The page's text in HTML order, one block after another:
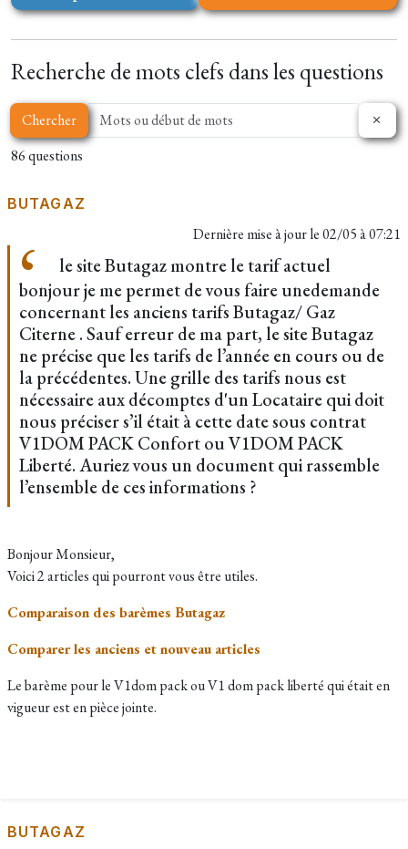
Recherche de mots clefs dans les questions
Chercher
86 questions
BUTAGAZ
Dernière mise à jour le02/05 à 07:21
le site Butagaz montre le tarif actuel
bonjour je me permet de vous faire unedemande
concernant les anciens tarifs Butagaz/ Gaz
Citerne . Sauf erreur de ma part, le site Butagaz
ne précise que les tarifs de l’année en cours ou de
la précédentes. Une grille des tarifs nous est
nécessaire aux décomptes d'un Locataire qui doit
nous préciser s’il était à cette date sous contrat
V1DOM PACK Confort ou V1DOM PACK
Liberté. Auriez vous un document qui rassemble
l’ensemble de ces informations ?
Bonjour Monsieur,
Voici 2 articles qui pourront vous être utiles.
Comparaison des barèmes Butagaz
Comparer les anciens et nouveau articles
Le barème pour le V1dom pack ou V1 dom pack liberté qui était en
vigueur est en pièce jointe.
BUTAGAZ